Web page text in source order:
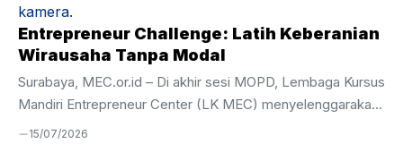
yang kuat demi meraih kompetensi dan karakter yang
unggul. Amanat Pembina Apel Pada kesempatan tersebut,
Ustadz Hamim ...
Entrepreneur Challenge: Latih Keberanian
Wirausaha Tanpa Modal
Surabaya, MEC.or.id – Di akhir sesi MOPD, Lembaga Kursus
Mandiri Entrepreneur Center (LK MEC) menyelenggarakan
kegiatan Entrepreneur Challenge sebagai bagian dari
15/07/2026